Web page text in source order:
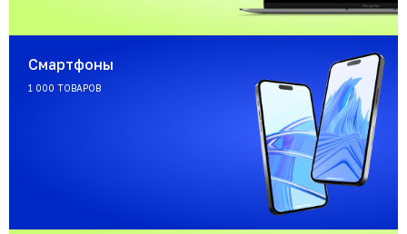
Смартфоны
1 000 ТОВАРОВ